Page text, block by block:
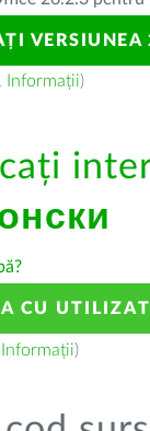
VERSIUNEA
Informații)
CU
Informații)